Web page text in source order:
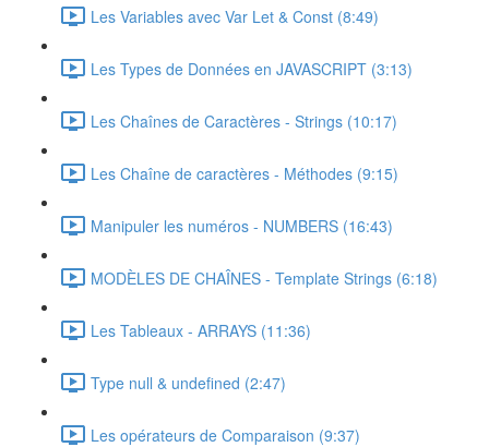
Les Variables avec Var Let & Const (8:49)
Les Types de Données en JAVASCRIPT (3:13)
Les Chaînes de Caractères - Strings (10:17)
Les Chaîne de caractères - Méthodes (9:15)
Manipuler les numéros - NUMBERS (16:43)
MODÈLES DE CHAÎNES - Template Strings (6:18)
Les Tableaux - ARRAYS (11:36)
Type null & undefined (2:47)
Les opérateurs de Comparaison (9:37)